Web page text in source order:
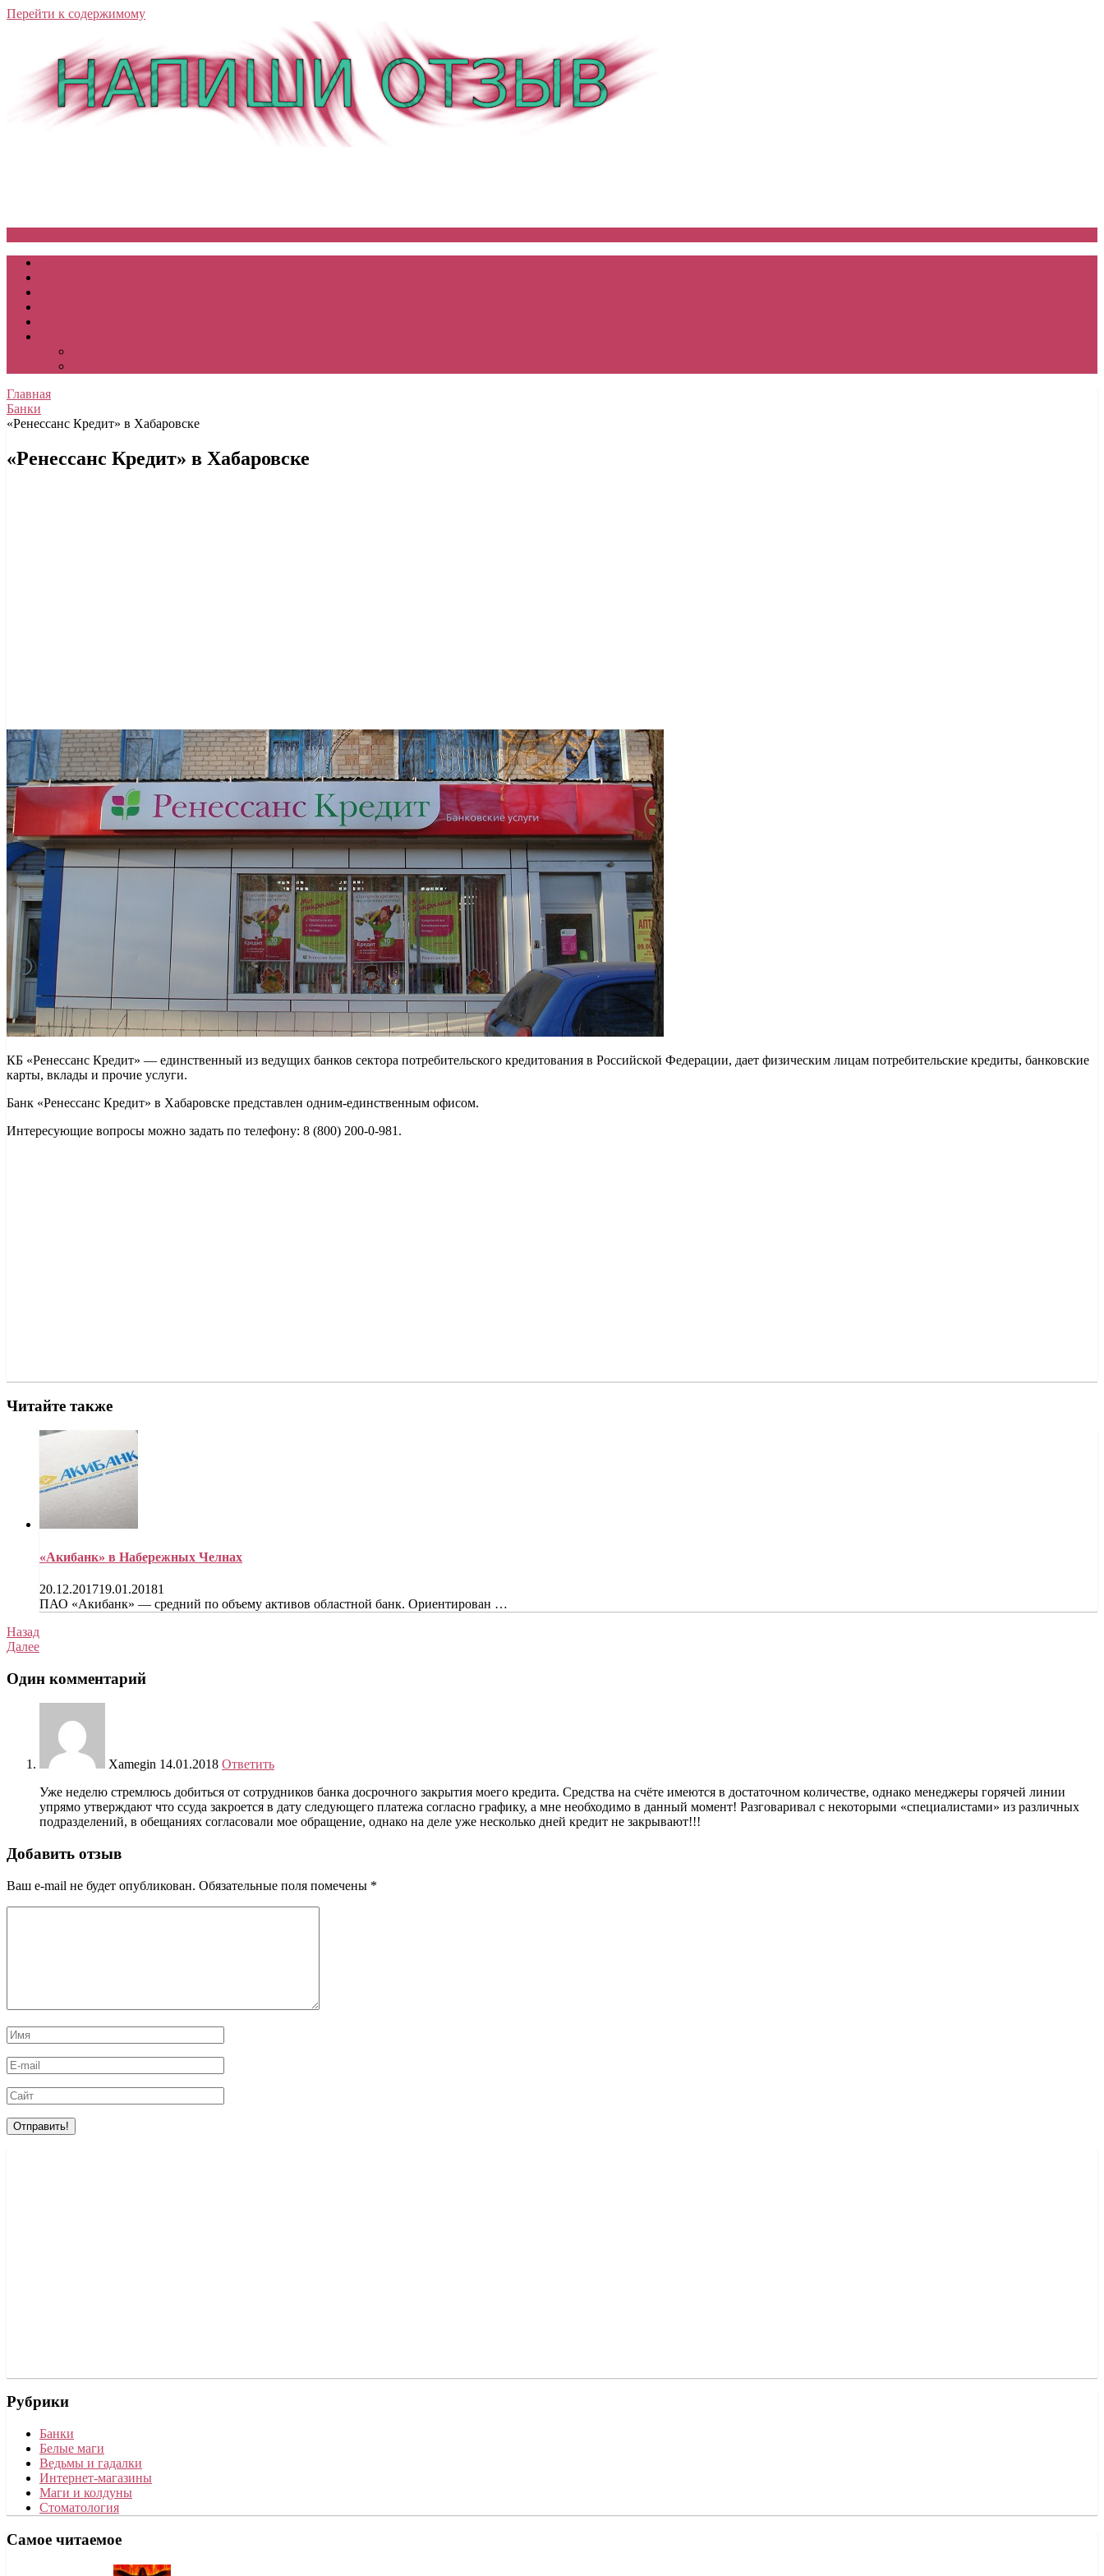
Перейти к содержимому
Главная
Банки
«Ренессанс Кредит» в Хабаровске
«Ренессанс Кредит» в Хабаровске
КБ «Ренессанс Кредит» — единственный из ведущих банков сектора потребительского кредитования в Российской Федерации, дает физическим лицам потребительские кредиты, банковские
карты, вклады и прочие услуги.
Банк «Ренессанс Кредит» в Хабаровске представлен одним-единственным офисом.
Интересующие вопросы можно задать по телефону: 8 (800) 200-0-981.
Читайте также
«Акибанк» в Набережных Челнах
20.12.201719.01.20181
ПАО «Акибанк» — средний по объему активов областной банк. Ориентирован …
Назад
Далее
Один комментарий
Xamegin 14.01.2018 Ответить
Уже неделю стремлюсь добиться от сотрудников банка досрочного закрытия моего кредита. Средства на счёте имеются в достаточном количестве, однако менеджеры горячей линии
упрямо утверждают что ссуда закроется в дату следующего платежа согласно графику, а мне необходимо в данный момент! Разговаривал с некоторыми «специалистами» из различных
подразделений, в обещаниях согласовали мое обращение, однако на деле уже несколько дней кредит не закрывают!!!
Добавить отзыв
Ваш e-mail не будет опубликован. Обязательные поля помечены *
Рубрики
Банки
Белые маги
Ведьмы и гадалки
Интернет-магазины
Маги и колдуны
Стоматология
Самое читаемое